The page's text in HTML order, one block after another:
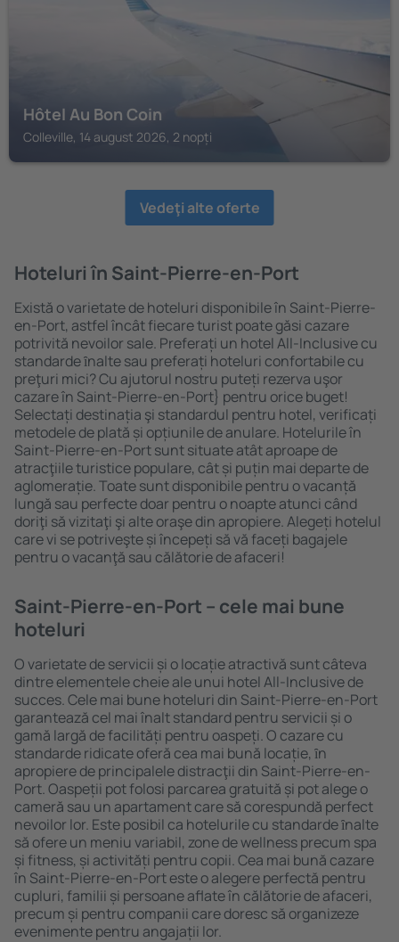
Hôtel Au Bon Coin
Colleville, 14 august 2026, 2 nopți
Vedeţi alte oferte
Hoteluri în Saint-Pierre-en-Port
Există o varietate de hoteluri disponibile în Saint-Pierre-
en-Port, astfel încât fiecare turist poate găsi cazare
potrivită nevoilor sale. Preferați un hotel All-Inclusive cu
standarde ȋnalte sau preferați hoteluri confortabile cu
preţuri mici? Cu ajutorul nostru puteți rezerva uşor
cazare în Saint-Pierre-en-Port} pentru orice buget!
Selectați destinația şi standardul pentru hotel, verificați
metodele de plată și opțiunile de anulare. Hotelurile în
Saint-Pierre-en-Port sunt situate atât aproape de
atracţiile turistice populare, cât și puțin mai departe de
aglomerație. Toate sunt disponibile pentru o vacanță
lungă sau perfecte doar pentru o noapte atunci când
doriţi să vizitaţi şi alte oraşe din apropiere. Alegeți hotelul
care vi se potriveşte și începeți să vă faceți bagajele
pentru o vacanţă sau călătorie de afaceri!
Saint-Pierre-en-Port – cele mai bune
hoteluri
O varietate de servicii și o locație atractivă sunt câteva
dintre elementele cheie ale unui hotel All-Inclusive de
succes. Cele mai bune hoteluri din Saint-Pierre-en-Port
garantează cel mai înalt standard pentru servicii și o
gamă largă de facilități pentru oaspeți. O cazare cu
standarde ridicate oferă cea mai bună locație, ȋn
apropiere de principalele distracţii din Saint-Pierre-en-
Port. Oaspeții pot folosi parcarea gratuită și pot alege o
cameră sau un apartament care să corespundă perfect
nevoilor lor. Este posibil ca hotelurile cu standarde ȋnalte
să ofere un meniu variabil, zone de wellness precum spa
și fitness, și activități pentru copii. Cea mai bună cazare
în Saint-Pierre-en-Port este o alegere perfectă pentru
cupluri, familii și persoane aflate în călătorie de afaceri,
precum și pentru companii care doresc să organizeze
evenimente pentru angajații lor.